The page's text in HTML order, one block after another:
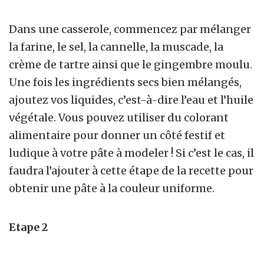
Dans une casserole, commencez par mélanger
la farine, le sel, la cannelle, la muscade, la
crème de tartre ainsi que le gingembre moulu.
Une fois les ingrédients secs bien mélangés,
ajoutez vos liquides, c’est-à-dire l’eau et l’huile
végétale. Vous pouvez utiliser du colorant
alimentaire pour donner un côté festif et
ludique à votre pâte à modeler ! Si c’est le cas, il
faudra l’ajouter à cette étape de la recette pour
obtenir une pâte à la couleur uniforme.
Etape 2